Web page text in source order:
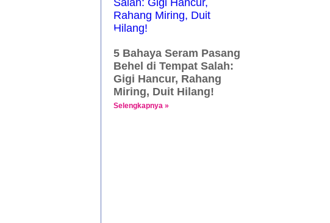
5 Bahaya Seram Pasang
Behel di Tempat Salah:
Gigi Hancur, Rahang
Miring, Duit Hilang!
Selengkapnya »